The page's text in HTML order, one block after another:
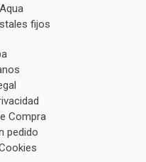
fijos
Compra
pedido